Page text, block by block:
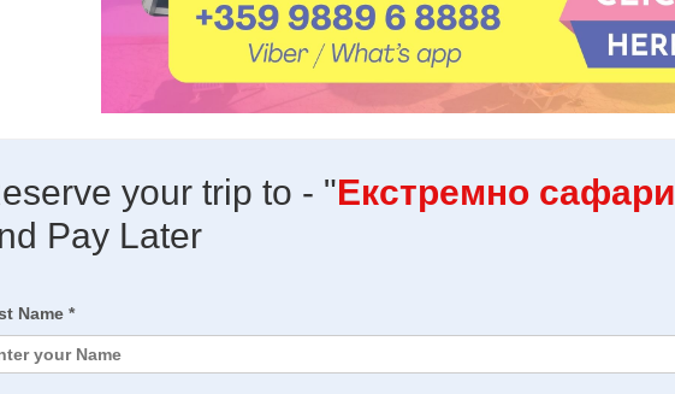
your trip to - "Екстремно сафари
Pay Later
Name *